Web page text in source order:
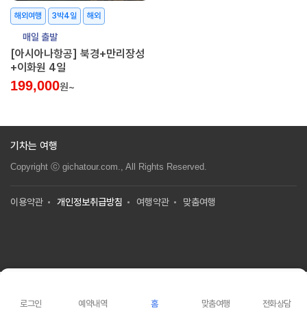
해외여행 3박4일 해외
매일 출발
[아시아나항공] 북경+만리장성
+이화원 4일
199,000원~
기차는 여행
Copyright ⓒ gichatour.com., All Rights Reserved.
이용약관 개인정보취급방침 여행약관 맞춤여행
로그인 예약내역 홈 맞춤여행 전화상담